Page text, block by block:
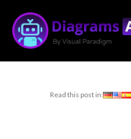
Read this post in: